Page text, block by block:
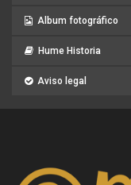
Album fotográfico
Hume Historia
Aviso legal